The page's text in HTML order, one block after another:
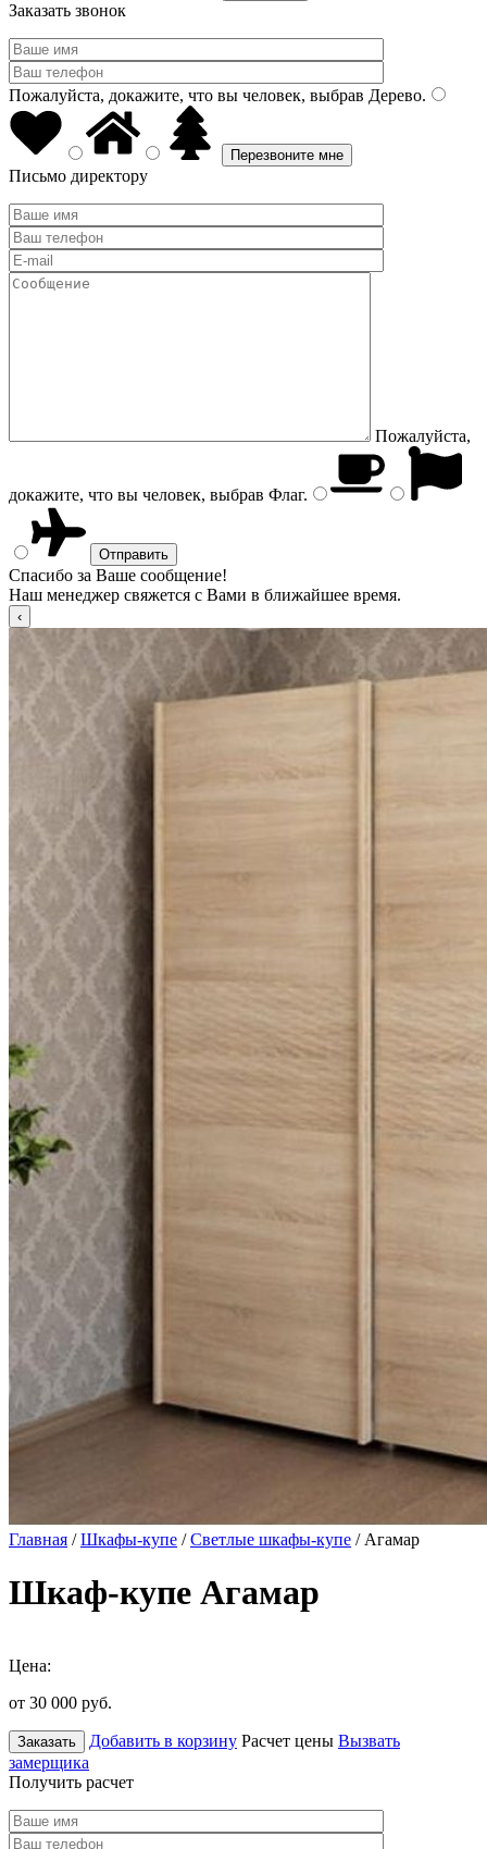
Заказать звонок
Пожалуйста, докажите, что вы человек, выбрав Дерево.
Письмо директору
Пожалуйста,
докажите, что вы человек, выбрав Флаг.
Спасибо за Ваше сообщение!
Наш менеджер свяжется с Вами в ближайшее время.
Главная /Шкафы-купе /Светлые шкафы-купе / Агамар
Шкаф-купе Агамар
Цена:
от 30 000 руб.
Заказать Добавить в корзину Расчет цены Вызвать
замерщика
Получить расчет